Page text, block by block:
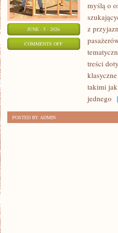
JUNE - 5 - 2026
COMMENTS OFFON
myślą o
z
treści
takimi
jednego
POSTED BY ADMIN